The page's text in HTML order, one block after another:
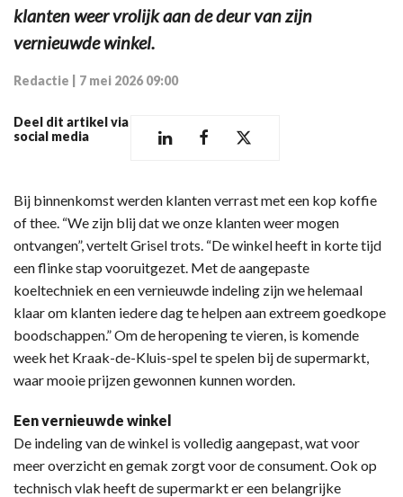
klanten weer vrolijk aan de deur van zijn
vernieuwde winkel.
Redactie 7 mei 2026 09:00
Deel dit artikel via
social media
Bij binnenkomst werden klanten verrast met een kop koffie
of thee. “We zijn blij dat we onze klanten weer mogen
ontvangen”, vertelt Grisel trots. “De winkel heeft in korte tijd
een flinke stap vooruitgezet. Met de aangepaste
koeltechniek en een vernieuwde indeling zijn we helemaal
klaar om klanten iedere dag te helpen aan extreem goedkope
boodschappen.” Om de heropening te vieren, is komende
week het Kraak-de-Kluis-spel te spelen bij de supermarkt,
waar mooie prijzen gewonnen kunnen worden.
Een vernieuwde winkel
De indeling van de winkel is volledig aangepast, wat voor
meer overzicht en gemak zorgt voor de consument. Ook op
technisch vlak heeft de supermarkt er een belangrijke